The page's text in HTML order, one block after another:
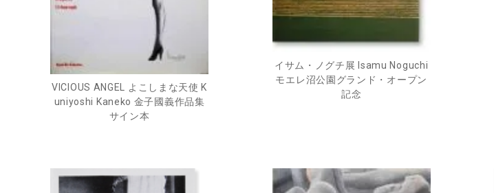
VICIOUS ANGEL よこしまな天使 K
uniyoshi Kaneko 金子國義作品集
サイン本
イサム・ノグチ展 Isamu Noguchi
モエレ沼公園グランド・オープン
記念